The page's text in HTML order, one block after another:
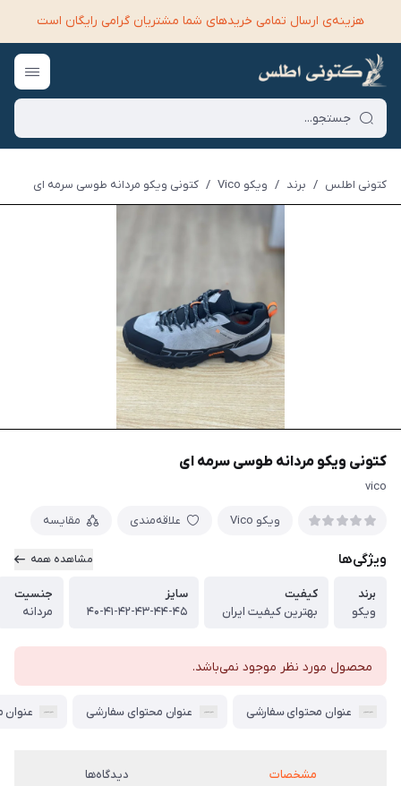
هزینه‌ی ارسال تمامی خرید‌های شما مشتریان گرامی رایگان است
کتونی اطلس / برند / ویکو Vico / کتونی ویکو مردانه طوسی سرمه ای
کتونی ویکو مردانه طوسی سرمه ای
vico
ویکو Vico علاقه‌مندی مقایسه
ویژگی‌ها مشاهده همه
برند
ویکو
کیفیت
بهترین کیفیت ایران
سایز
۴۰-۴۱-۴۲-۴۳-۴۴-۴۵
جنسیت
مردانه
محصول مورد نظر موجود نمی‌باشد.
عنوان محتوای سفارشی عنوان محتوای سفارشی عنوان
مشخصات دیدگاه‌ها